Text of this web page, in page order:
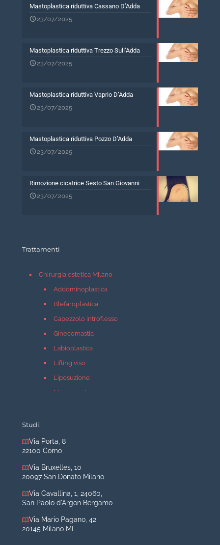
Mastoplastica riduttiva Cassano D’Adda
23/07/2025
Mastoplastica riduttiva Trezzo Sull’Adda
23/07/2025
Mastoplastica riduttiva Vaprio D’Adda
23/07/2025
Mastoplastica riduttiva Pozzo D’Adda
23/07/2025
Rimozione cicatrice Sesto San Giovanni
23/07/2025
Trattamenti
Chirurgia estetica Milano
Addominoplastica
Blefaroplastica
Capezzolo introflesso
Ginecomastia
Labioplastica
Lifting viso
Liposuzione
Mastopessi
Rinoplastica
Medicina estetica Milano
Acido ialuronico viso
Aumento labbra
Filler
Studi:
Via Porta, 8
22100 Como
Via Bruxelles, 10
20097 San Donato Milano
Via Cavallina, 1, 24060,
San Paolo d'Argon Bergamo
Via Mario Pagano, 42
20145 Milano MI